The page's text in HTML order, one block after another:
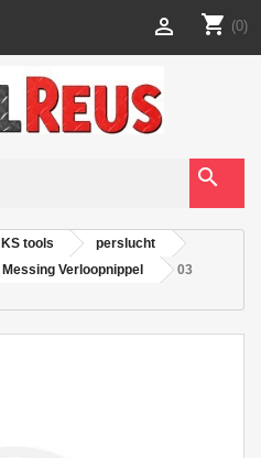
shopping_cart (0)

search
KS tools
perslucht
Messing Verloopnippel
03